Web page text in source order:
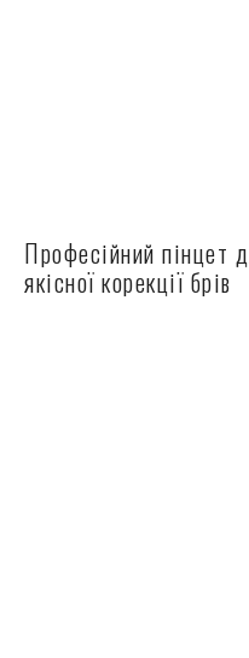
Професійний пінцет
якісної корекції брів